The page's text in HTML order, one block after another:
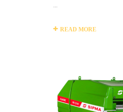
...
READ MORE